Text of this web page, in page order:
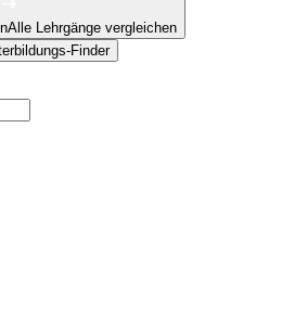
Alle Lehrgänge vergleichen
Finder